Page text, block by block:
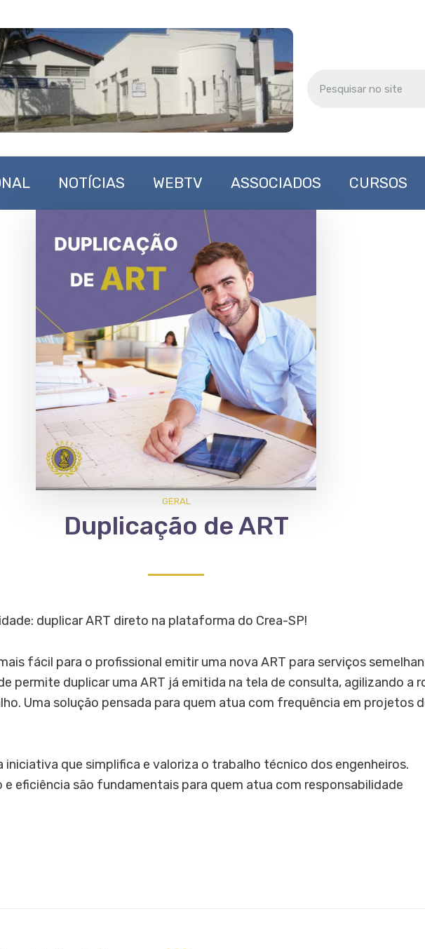
NOTÍCIAS WEBTV ASSOCIADOS CURSOS
GERAL
Duplicação de ART
duplicar ART direto na plataforma do Crea-SP!
fácil para o profissional emitir uma nova ART para serviços
permite duplicar uma ART já emitida na tela de consulta, agilizando a
Uma solução pensada para quem atua com frequência em projetos
iniciativa que simplifica e valoriza o trabalho técnico dos engenheiros.
e eficiência são fundamentais para quem atua com responsabilidade